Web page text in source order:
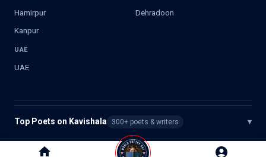
Hamirpur
Dehradoon
Kanpur
UAE
UAE
Top Poets on Kavishala 300+ poets & writers ▾